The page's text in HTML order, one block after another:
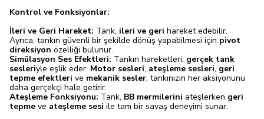
Kontrol ve Fonksiyonlar:
İleri ve Geri Hareket: Tank, ileri ve geri hareket edebilir.
Ayrıca, tankın güvenli bir şekilde dönüş yapabilmesi için pivot
direksiyon özelliği bulunur.
Simülasyon Ses Efektleri: Tankın hareketleri, gerçek tank
sesleriyle eşlik eder. Motor sesleri, ateşleme sesleri, geri
tepme efektleri ve mekanik sesler, tankınızın her aksiyonunu
daha gerçekçi hale getirir.
Ateşleme Fonksiyonu: Tank, BB mermilerini ateşlerken geri
tepme ve ateşleme sesi ile tam bir savaş deneyimi sunar.